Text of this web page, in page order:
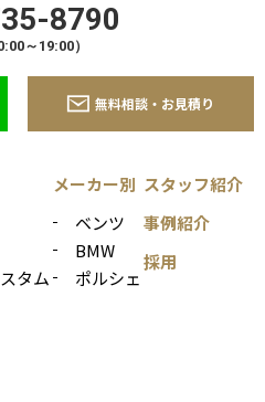
8790
～19:00）
無料相談・お見積り
タム
メーカー別
ベンツ
BMW
ポルシェ
スタッフ紹介
事例紹介
採用